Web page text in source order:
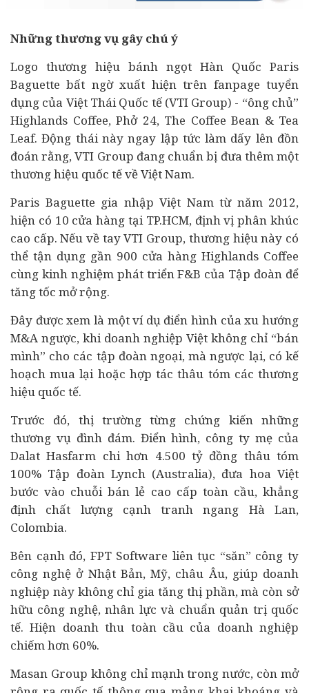
Những thương vụ gây chú ý
Logo thương hiệu bánh ngọt Hàn Quốc Paris
Baguette bất ngờ xuất hiện trên fanpage tuyển
dụng của Việt Thái Quốc tế (VTI Group) - “ông chủ”
Highlands Coffee, Phở 24, The Coffee Bean & Tea
Leaf. Động thái này ngay lập tức làm dấy lên đồn
đoán rằng, VTI Group đang chuẩn bị đưa thêm một
thương hiệu quốc tế về Việt Nam.
Paris Baguette gia nhập Việt Nam từ năm 2012,
hiện có 10 cửa hàng tại TP.HCM, định vị phân khúc
cao cấp. Nếu về tay VTI Group, thương hiệu này có
thể tận dụng gần 900 cửa hàng Highlands Coffee
cùng kinh nghiệm phát triển F&B của Tập đoàn để
tăng tốc mở rộng.
Đây được xem là một ví dụ điển hình của xu hướng
M&A ngược, khi doanh nghiệp Việt không chỉ “bán
mình” cho các tập đoàn ngoại, mà ngược lại, có kế
hoạch mua lại hoặc hợp tác thâu tóm các thương
hiệu quốc tế.
Trước đó, thị trường từng chứng kiến những
thương vụ đình đám. Điển hình, công ty mẹ của
Dalat Hasfarm chi hơn 4.500 tỷ đồng thâu tóm
100% Tập đoàn Lynch (Australia), đưa hoa Việt
bước vào chuỗi bán lẻ cao cấp toàn cầu, khẳng
định chất lượng cạnh tranh ngang Hà Lan,
Colombia.
Bên cạnh đó, FPT Software liên tục “săn” công ty
công nghệ ở Nhật Bản, Mỹ, châu Âu, giúp doanh
nghiệp này không chỉ gia tăng thị phần, mà còn sở
hữu công nghệ, nhân lực và chuẩn quản trị quốc
tế. Hiện doanh thu toàn cầu của doanh nghiệp
chiếm hơn 60%.
Masan Group không chỉ mạnh trong nước, còn mở